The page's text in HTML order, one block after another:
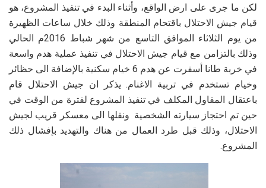
لكن ما جرى على ارض الواقع، وأثناء البدء في تنفيذ المشروع، هو
قيام جيش الاحتلال باقتحام المنطقة وذلك خلال ساعات الظهيرة
من يوم الثلاثاء الموافق التاسع من شهر شباط 2016م الحالي
وذلك بالتزامن مع قيام جيش الاحتلال في تنفيذ عملية هدم واسعة
في خربة طانا أسفرت عن هدم 6 خيام سكنية بالإضافة الى حظائر
وخيام تستخدم في تربية الاغنام. يذكر ان جيش الاحتلال قام
باعتقال المقاول المكلف في تنفيذ المشروع لفترة من الوقت في
حين تم احتجاز سيارته الشخصية ونقلها الى معسكر قريب لجيش
الاحتلال، وذلك قبل طرد العمال من هناك والتهديد بإفشال ذلك
المشروع.